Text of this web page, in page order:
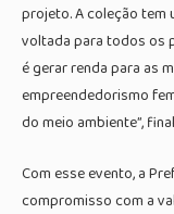
projeto. A coleção tem
voltada para todos os
é gerar renda para as
empreendedorismo
do meio ambiente”,
Com esse evento, a
compromisso com a